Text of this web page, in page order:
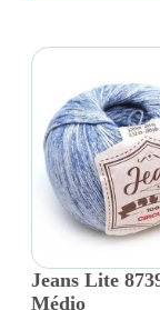
Jeans Lite
Médio